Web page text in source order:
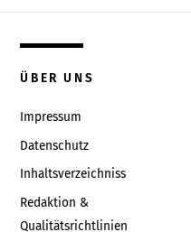
ÜBER UNS
Impressum
Datenschutz
Inhaltsverzeichniss
Redaktion &
Qualitätsrichtlinien